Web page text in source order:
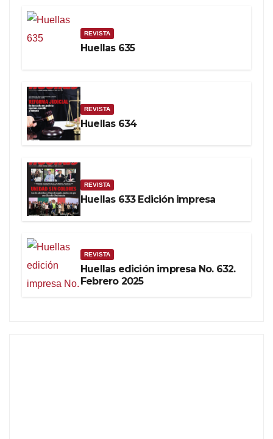
REVISTA
Huellas 635
REVISTA
Huellas 634
REVISTA
Huellas 633 Edición impresa
REVISTA
Huellas edición impresa No. 632.
Febrero 2025